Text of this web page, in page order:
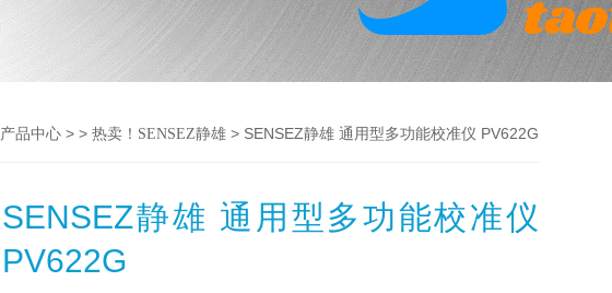
产品中心> > 热卖！SENSEZ静雄> SENSEZ静雄 通用型多功能校准仪 PV622G
SENSEZ静雄 通用型多功能校准仪
PV622G